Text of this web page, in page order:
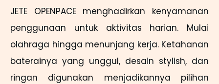
JETE OPENPACE menghadirkan kenyamanan
penggunaan untuk aktivitas harian. Mulai
olahraga hingga menunjang kerja. Ketahanan
baterainya yang unggul, desain stylish, dan
ringan digunakan menjadikannya pilihan